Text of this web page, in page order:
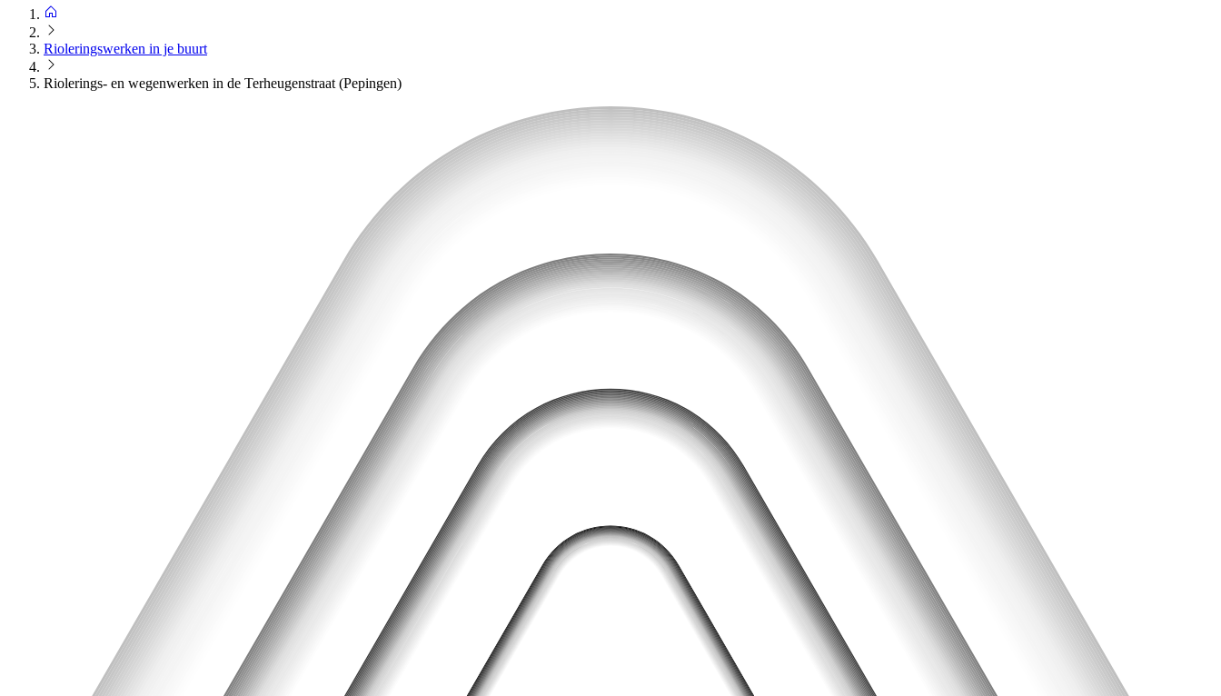
Rioleringswerken in je buurt
Riolerings- en wegenwerken in de Terheugenstraat (Pepingen)